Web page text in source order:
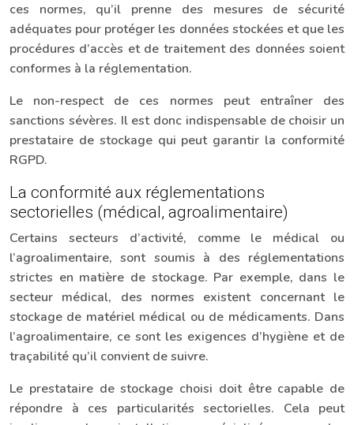
ces normes, qu’il prenne des mesures de sécurité
adéquates pour protéger les données stockées et que les
procédures d’accès et de traitement des données soient
conformes à la réglementation.
Le non-respect de ces normes peut entraîner des
sanctions sévères. Il est donc indispensable de choisir un
prestataire de stockage qui peut garantir la conformité
RGPD.
La conformité aux réglementations
sectorielles (médical, agroalimentaire)
Certains secteurs d’activité, comme le médical ou
l’agroalimentaire, sont soumis à des réglementations
strictes en matière de stockage. Par exemple, dans le
secteur médical, des normes existent concernant le
stockage de matériel médical ou de médicaments. Dans
l’agroalimentaire, ce sont les exigences d’hygiène et de
traçabilité qu’il convient de suivre.
Le prestataire de stockage choisi doit être capable de
répondre à ces particularités sectorielles. Cela peut